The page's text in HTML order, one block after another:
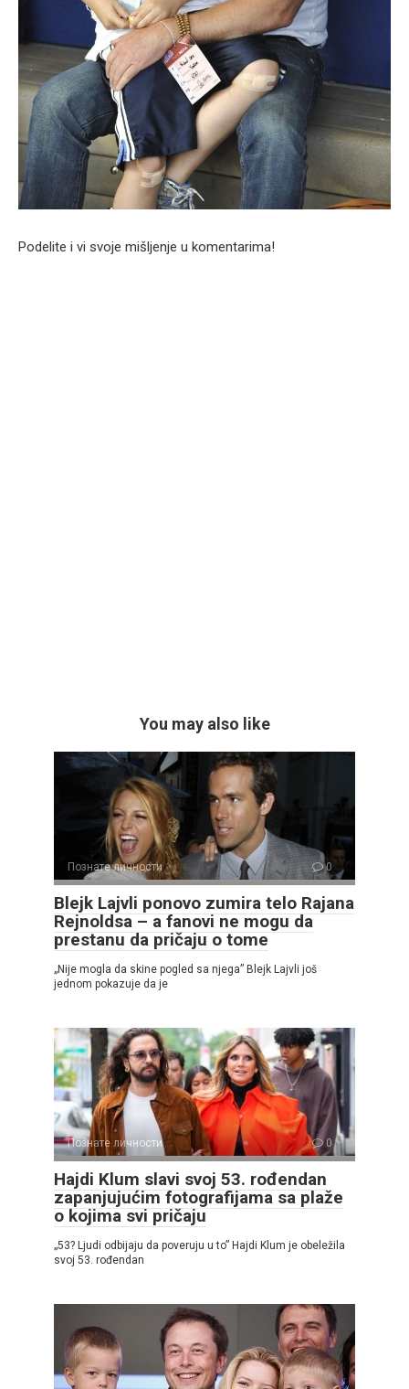
Podelite i vi svoje mišljenje u komentarima!
You may also like
Познате личности 0
Blejk Lajvli ponovo zumira telo Rajana
Rejnoldsa – a fanovi ne mogu da
prestanu da pričaju o tome
„Nije mogla da skine pogled sa njega” Blejk Lajvli još
jednom pokazuje da je
Познате личности 0
Hajdi Klum slavi svoj 53. rođendan
zapanjujućim fotografijama sa plaže
o kojima svi pričaju
„53? Ljudi odbijaju da poveruju u to” Hajdi Klum je obeležila
svoj 53. rođendan